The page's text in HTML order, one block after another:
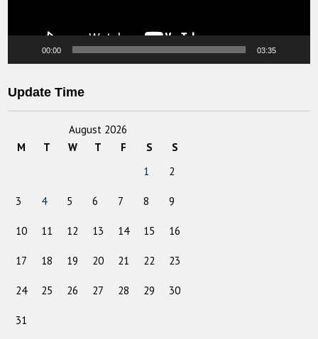
00:00 03:35
Update Time
August 2026
M
T W T F S
S
1
2
3 4 5 6 7 8 9
10 11 12 13 14 15 16
17 18 19 20 21 22 23
24 25 26 27 28 29 30
31